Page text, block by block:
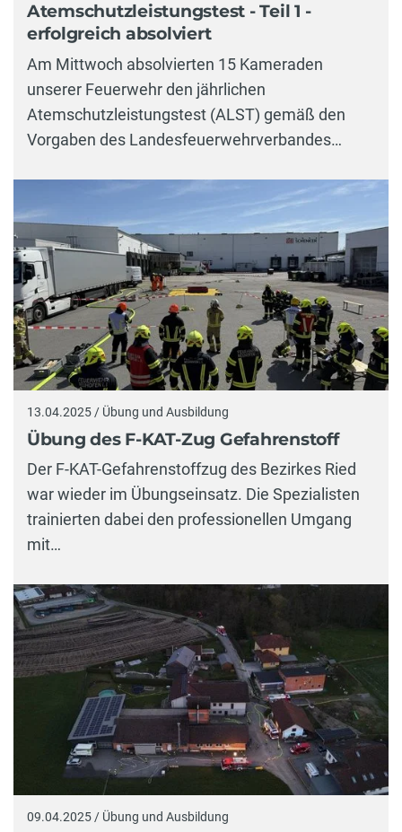
Atemschutzleistungstest - Teil 1 -
erfolgreich absolviert
Am Mittwoch absolvierten 15 Kameraden
unserer Feuerwehr den jährlichen
Atemschutzleistungstest (ALST) gemäß den
Vorgaben des Landesfeuerwehrverbandes…
13.04.2025 / Übung und Ausbildung
Übung des F-KAT-Zug Gefahrenstoff
Der F-KAT-Gefahrenstoffzug des Bezirkes Ried
war wieder im Übungseinsatz. Die Spezialisten
trainierten dabei den professionellen Umgang
mit…
09.04.2025 / Übung und Ausbildung